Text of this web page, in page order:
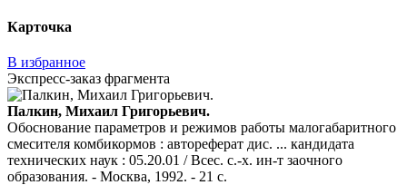
Карточка
В избранное
Экспресс-заказ фрагмента
Палкин, Михаил Григорьевич.
Обоснование параметров и режимов работы малогабаритного
смесителя комбикормов : автореферат дис. ... кандидата
технических наук : 05.20.01 / Всес. с.-х. ин-т заочного
образования. - Москва, 1992. - 21 с.